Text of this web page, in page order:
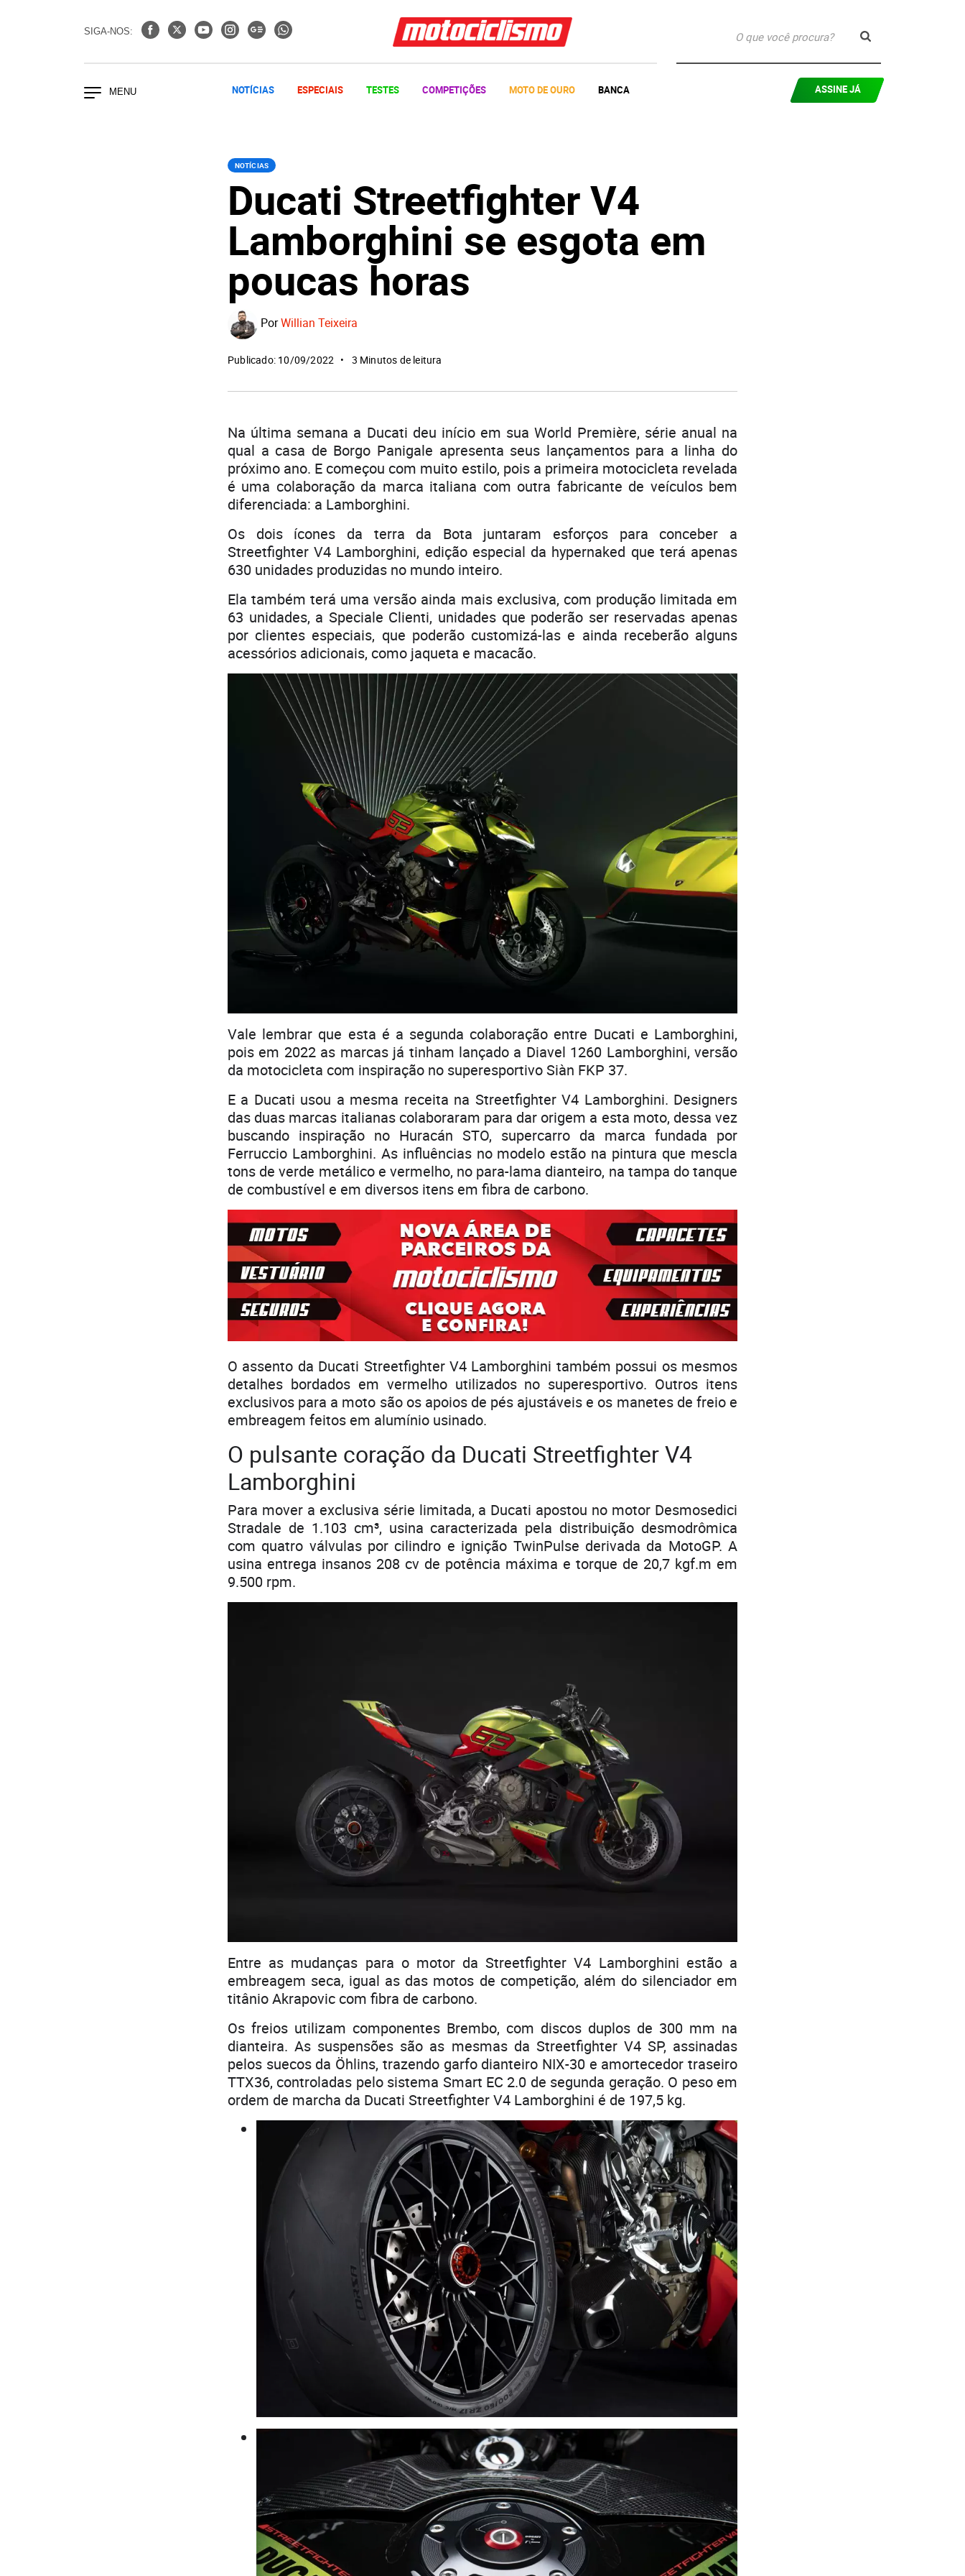
SIGA-NOS:
NOTÍCIAS ESPECIAIS TESTES COMPETIÇÕES MOTO DE OURO BANCA ASSINE JÁ
NOTÍCIAS
Ducati Streetfighter V4
Lamborghini se esgota em
poucas horas
PorWillian Teixeira
Publicado: 10/09/2022 3 Minutos de leitura
Na última semana a Ducati deu início em sua World Première, série anual na
qual a casa de Borgo Panigale apresenta seus lançamentos para a linha do
próximo ano. E começou com muito estilo, pois a primeira motocicleta revelada
é uma colaboração da marca italiana com outra fabricante de veículos bem
diferenciada: a Lamborghini.
Os dois ícones da terra da Bota juntaram esforços para conceber a
Streetfighter V4 Lamborghini, edição especial da hypernaked que terá apenas
630 unidades produzidas no mundo inteiro.
Ela também terá uma versão ainda mais exclusiva, com produção limitada em
63 unidades, a Speciale Clienti, unidades que poderão ser reservadas apenas
por clientes especiais, que poderão customizá-las e ainda receberão alguns
acessórios adicionais, como jaqueta e macacão.
Vale lembrar que esta é a segunda colaboração entre Ducati e Lamborghini,
pois em 2022 as marcas já tinham lançado a Diavel 1260 Lamborghini, versão
da motocicleta com inspiração no superesportivo Siàn FKP 37.
E a Ducati usou a mesma receita na Streetfighter V4 Lamborghini. Designers
das duas marcas italianas colaboraram para dar origem a esta moto, dessa vez
buscando inspiração no Huracán STO, supercarro da marca fundada por
Ferruccio Lamborghini. As influências no modelo estão na pintura que mescla
tons de verde metálico e vermelho, no para-lama dianteiro, na tampa do tanque
de combustível e em diversos itens em fibra de carbono.
O assento da Ducati Streetfighter V4 Lamborghini também possui os mesmos
detalhes bordados em vermelho utilizados no superesportivo. Outros itens
exclusivos para a moto são os apoios de pés ajustáveis e os manetes de freio e
embreagem feitos em alumínio usinado.
O pulsante coração da Ducati Streetfighter V4
Lamborghini
Para mover a exclusiva série limitada, a Ducati apostou no motor Desmosedici
Stradale de 1.103 cm³, usina caracterizada pela distribuição desmodrômica
com quatro válvulas por cilindro e ignição TwinPulse derivada da MotoGP. A
usina entrega insanos 208 cv de potência máxima e torque de 20,7 kgf.m em
9.500 rpm.
Entre as mudanças para o motor da Streetfighter V4 Lamborghini estão a
embreagem seca, igual as das motos de competição, além do silenciador em
titânio Akrapovic com fibra de carbono.
Os freios utilizam componentes Brembo, com discos duplos de 300 mm na
dianteira. As suspensões são as mesmas da Streetfighter V4 SP, assinadas
pelos suecos da Öhlins, trazendo garfo dianteiro NIX-30 e amortecedor traseiro
TTX36, controladas pelo sistema Smart EC 2.0 de segunda geração. O peso em
ordem de marcha da Ducati Streetfighter V4 Lamborghini é de 197,5 kg.